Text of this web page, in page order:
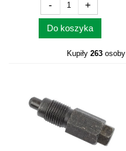
- +
Do koszyka
Kupiły 263 osoby